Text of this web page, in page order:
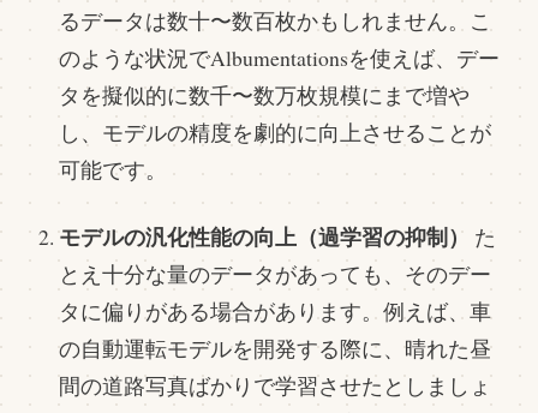
るデータは数十〜数百枚かもしれません。こ
のような状況でAlbumentationsを使えば、デー
タを擬似的に数千〜数万枚規模にまで増や
し、モデルの精度を劇的に向上させることが
可能です。
モデルの汎化性能の向上（過学習の抑制）
た
とえ十分な量のデータがあっても、そのデー
タに偏りがある場合があります。例えば、車
の自動運転モデルを開発する際に、晴れた昼
間の道路写真ばかりで学習させたとしましょ